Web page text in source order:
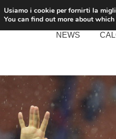
NEWS
Usiamo i cookie per fornirti la
You can find out more about